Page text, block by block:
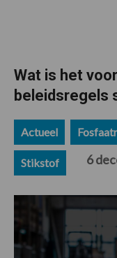
Wat is het
beleidsregels
Actueel
Stikstof 6